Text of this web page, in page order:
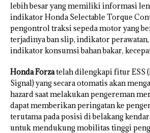
lebih besar yang memiliki informasi
indikator Honda Selectable Torque
pengontrol traksi sepeda motor yang
terjadinya ban slip, indikator
indikator konsumsi bahan bakar,
Honda Forzatelah dilengkapi fitur ESS
Signal) yang secara otomatis akan
hazard saat melakukan pengereman
dapat memberikan peringatan ke
terutama pada posisi di belakang
untuk mendukung mobilitas tinggi